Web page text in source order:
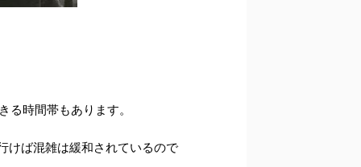
時間帯もあります。
けば混雑は緩和されているので